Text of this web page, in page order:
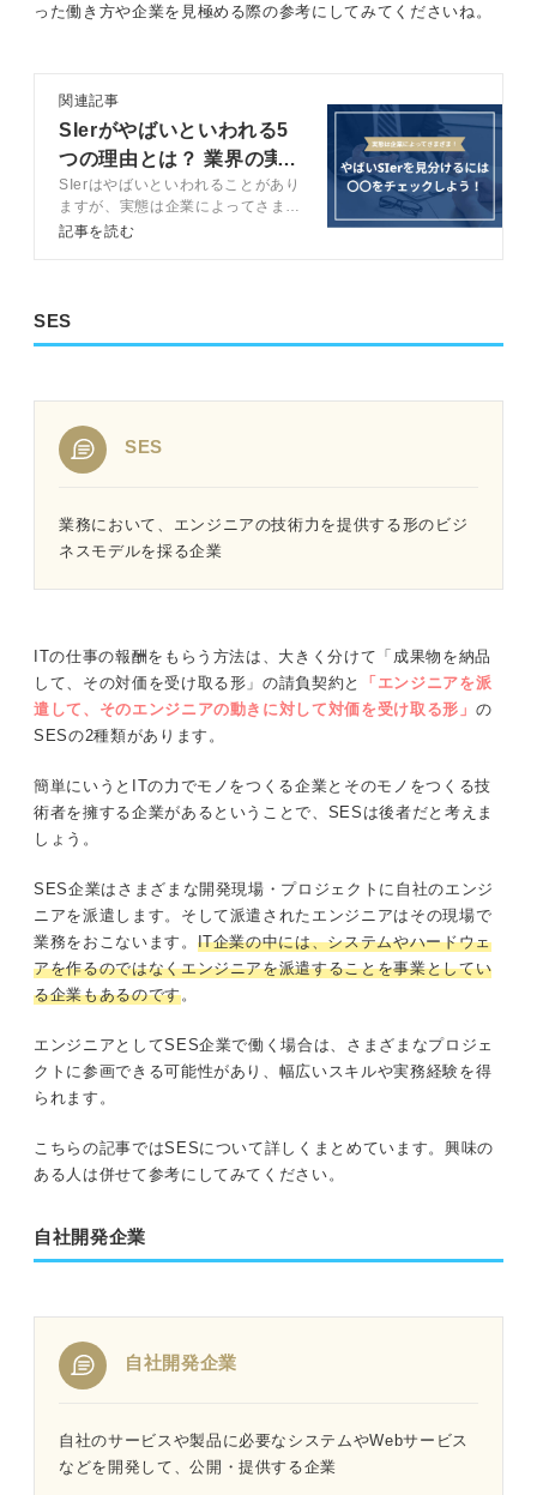
った働き方や企業を見極める際の参考にしてみてくださいね。
関連記事
SIerがやばいといわれる5
つの理由とは？ 業界の実
態をプロが解説
SIerはやばいといわれることがあり
ますが、実態は企業によってさまざ
まです。この記事では、SIerの基本
ているので、ぜひ参考にしてみてく
記事を読む
SES
SES
業務において、エンジニアの技術力を提供する形のビジ
ネスモデルを採る企業
ITの仕事の報酬をもらう方法は、大きく分けて「成果物を納品
して、その対価を受け取る形」の請負契約と
「エンジニアを派
遣して、そのエンジニアの動きに対して対価を受け取る形」 の
SESの2種類があります。
簡単にいうとITの力でモノをつくる企業とそのモノをつくる技
術者を擁する企業があるということで、SESは後者だと考えま
しょう。
SES企業はさまざまな開発現場・プロジェクトに自社のエンジ
ニアを派遣します。そして派遣されたエンジニアはその現場で
業務をおこないます。 IT企業の中には、システムやハードウェ
アを作るのではなくエンジニアを派遣することを事業としてい
る企業もあるのです。
エンジニアとしてSES企業で働く場合は、さまざまなプロジェ
クトに参画できる可能性があり、幅広いスキルや実務経験を得
られます。
こちらの記事ではSESについて詳しくまとめています。興味の
ある人は併せて参考にしてみてください。
自社開発企業
自社開発企業
自社のサービスや製品に必要なシステムやWebサービス
などを開発して、公開・提供する企業